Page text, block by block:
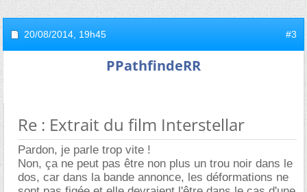
20/08/2014, 19h45 #3
PPathfindeRR
Re : Extrait du film Interstellar
Pardon, je parle trop vite !
Non, ça ne peut pas être non plus un trou noir dans le
dos, car dans la bande annonce, les déformations ne